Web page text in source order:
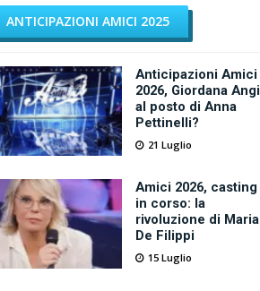
ANTICIPAZIONI AMICI 2025
Anticipazioni Amici
2026, Giordana Angi
al posto di Anna
Pettinelli?
21 Luglio
Amici 2026, casting
in corso: la
rivoluzione di Maria
De Filippi
15 Luglio